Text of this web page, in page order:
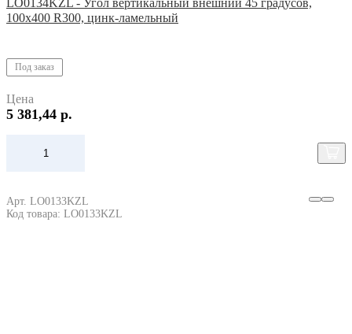
LO0134KZL - Угол вертикальный внешний 45 градусов,
100х400 R300, цинк-ламельный
Под заказ
Цена
5 381,44 р.
Арт. LO0133KZL
Код товара: LO0133KZL